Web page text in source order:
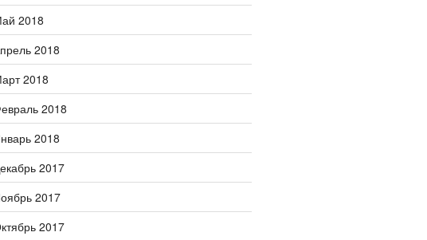
2018
2018
2018
2018
2018
2017
2017
2017